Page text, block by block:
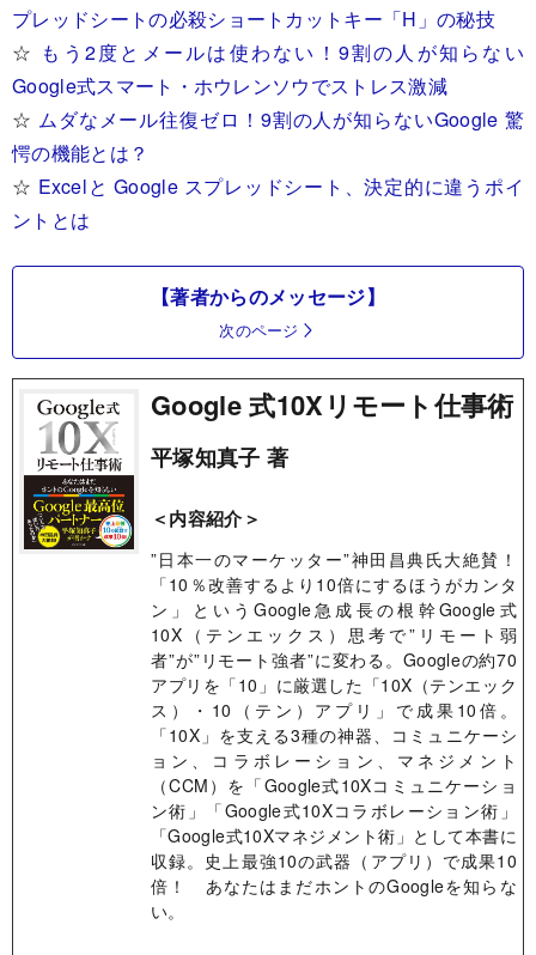
プレッドシートの必殺ショートカットキー「H」の秘技
☆ もう2度とメールは使わない！9割の人が知らない
Google式スマート・ホウレンソウでストレス激減
☆ ムダなメール往復ゼロ！9割の人が知らないGoogle 驚
愕の機能とは？
☆ Excelと Google スプレッドシート、決定的に違うポイ
ントとは
【著者からのメッセージ】
次のページ
Google 式10Xリモート仕事術
平塚知真子 著
＜内容紹介＞
”日本一のマーケッター”神田昌典氏大絶賛！
「10％改善するより10倍にするほうがカンタ
ン」というGoogle急成長の根幹Google式
10X（テンエックス）思考で”リモート弱
者”が”リモート強者”に変わる。Googleの約70
アプリを「10」に厳選した「10X（テンエック
ス）・10（テン）アプリ」で成果10倍。
「10X」を支える3種の神器、コミュニケーシ
ョン、コラボレーション、マネジメント
（CCM）を「Google式10Xコミュニケーショ
ン術」「Google式10Xコラボレーション術」
「Google式10Xマネジメント術」として本書に
収録。史上最強10の武器（アプリ）で成果10
倍！ あなたはまだホントのGoogleを知らな
い。